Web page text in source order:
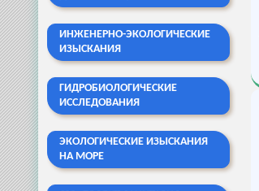
ИНЖЕНЕРНО-ЭКОЛОГИЧЕСКИЕ
ИЗЫСКАНИЯ
ГИДРОБИОЛОГИЧЕСКИЕ
ИССЛЕДОВАНИЯ
ЭКОЛОГИЧЕСКИЕ ИЗЫСКАНИЯ
НА МОРЕ